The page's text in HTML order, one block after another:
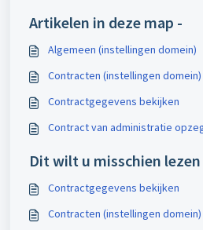
Artikelen in deze map -
Algemeen (instellingen domein)
Contracten (instellingen domein)
Contractgegevens bekijken
Contract van administratie
Dit wilt u misschien lezen
Contractgegevens bekijken
Contracten (instellingen domein)